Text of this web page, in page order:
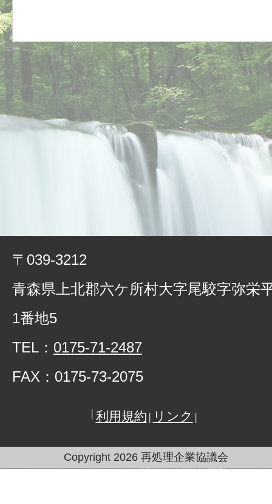
〒039-3212
青森県上北郡六ケ所村⼤字尾駮字弥栄
1番地5
TEL： 0175-71-2487
FAX：0175-73-2075
利用規約 リンク
Copyright 2026 再処理企業協議会